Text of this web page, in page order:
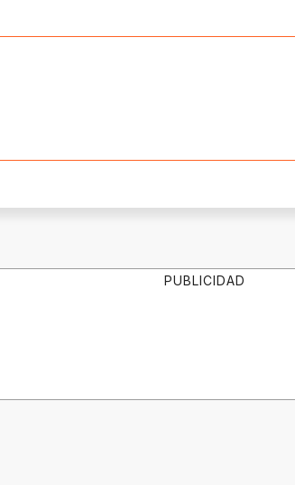
PUBLICIDAD